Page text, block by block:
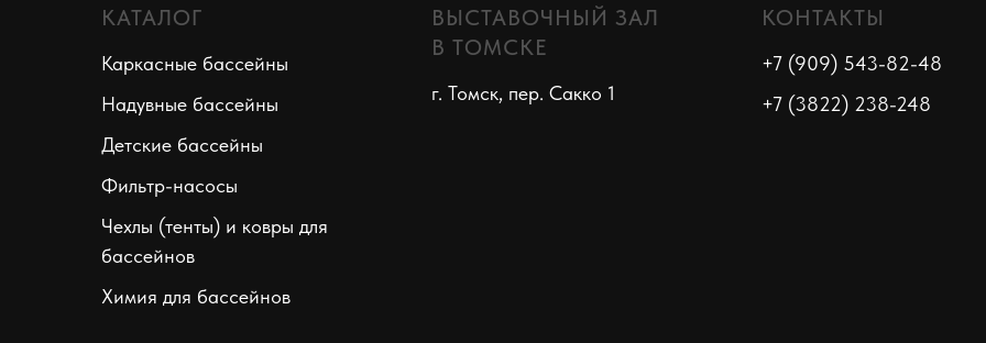
КАТАЛОГ
Каркасные бассейны
Надувные бассейны
Детские бассейны
Фильтр-насосы
Чехлы (тенты) и ковры для
бассейнов
Химия для бассейнов
ВЫСТАВОЧНЫЙ ЗАЛ
В ТОМСКЕ
г. Томск, пер. Сакко 1
КОНТАКТЫ
+7 (909) 543-82-48
+7 (3822) 238-248